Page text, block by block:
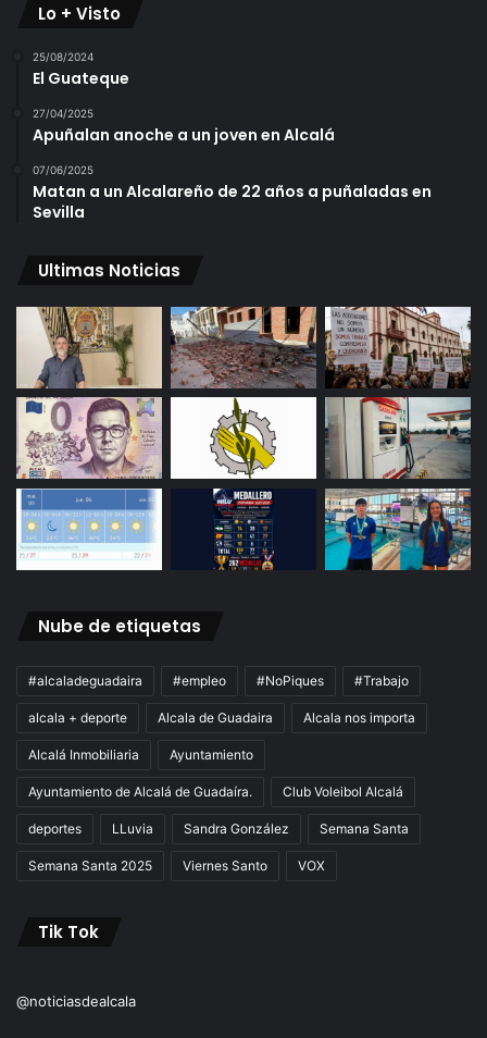
Lo + Visto
25/08/2024
El Guateque
27/04/2025
Apuñalan anoche a un joven en Alcalá
07/06/2025
Matan a un Alcalareño de 22 años a puñaladas en
Sevilla
Ultimas Noticias
Nube de etiquetas
#alcaladeguadaira #empleo #NoPiques #Trabajo
alcala + deporte Alcala de Guadaira Alcala nos importa
Alcalá Inmobiliaria Ayuntamiento
Ayuntamiento de Alcalá de Guadaíra. Club Voleibol Alcalá
deportes LLuvia Sandra González Semana Santa
Semana Santa 2025 Viernes Santo VOX
Tik Tok
@noticiasdealcala